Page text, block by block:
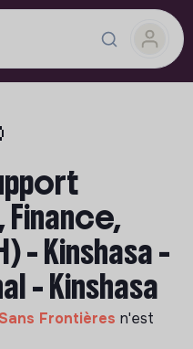
- Kinshasa -
- Kinshasa
Frontières n'est